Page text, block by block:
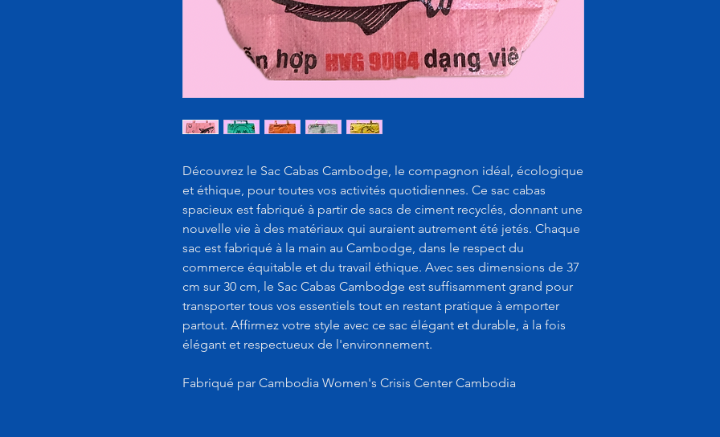
Découvrez le Sac Cabas Cambodge, le compagnon idéal, écologique
et éthique, pour toutes vos activités quotidiennes. Ce sac cabas
spacieux est fabriqué à partir de sacs de ciment recyclés, donnant une
nouvelle vie à des matériaux qui auraient autrement été jetés. Chaque
sac est fabriqué à la main au Cambodge, dans le respect du
commerce équitable et du travail éthique. Avec ses dimensions de 37
cm sur 30 cm, le Sac Cabas Cambodge est suffisamment grand pour
transporter tous vos essentiels tout en restant pratique à emporter
partout. Affirmez votre style avec ce sac élégant et durable, à la fois
élégant et respectueux de l'environnement.
Fabriqué par Cambodia Women's Crisis Center Cambodia